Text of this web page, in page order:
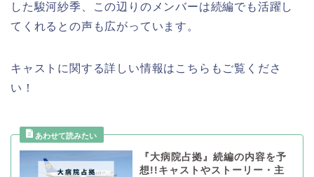
した駿河紗季、この辺りのメンバーは続編でも活躍し
てくれるとの声も広がっています。
キャストに関する詳しい情報はこちらもご覧くださ
い！
『大病院占拠』続編の内容を予
想!!キャストやストーリー・主